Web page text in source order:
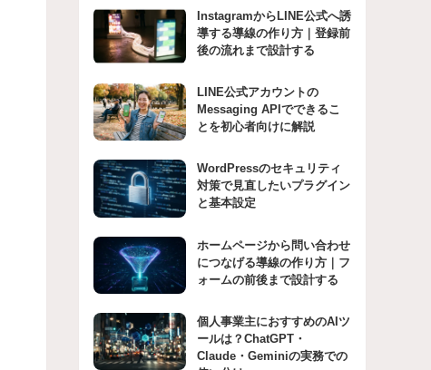
InstagramからLINE公式へ誘
導する導線の作り方｜登録前
後の流れまで設計する
LINE公式アカウントの
Messaging APIでできるこ
とを初心者向けに解説
WordPressのセキュリティ
対策で見直したいプラグイン
と基本設定
ホームページから問い合わせ
につなげる導線の作り方｜フ
ォームの前後まで設計する
個人事業主におすすめのAIツ
ールは？ChatGPT・
Claude・Geminiの実務での